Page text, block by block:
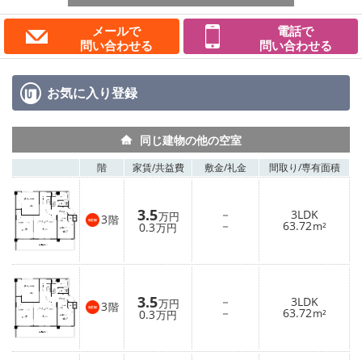
メールで
問い合わせる
電話で
問い合わせる
お気に入り登録
同じ建物の他の空室
階 家賃/共益費 敷金/礼金 間取り/専有面積
3階 3.5万円
0.3万円
－
－
3LDK
63.72m²
3階 3.5万円
0.3万円
－
－
3LDK
63.72m²